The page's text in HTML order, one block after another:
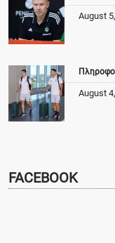
August
August
FACEBOOK